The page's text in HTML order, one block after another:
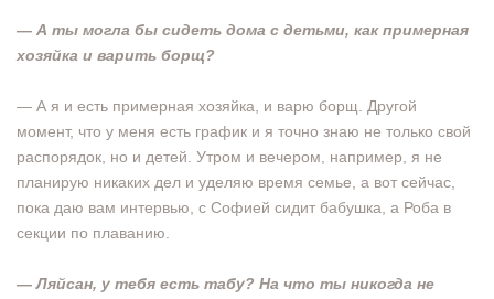
— А ты могла бы сидеть дома с детьми, как примерная
хозяйка и варить борщ?
— А я и есть примерная хозяйка, и варю борщ. Другой
момент, что у меня есть график и я точно знаю не только свой
распорядок, но и детей. Утром и вечером, например, я не
планирую никаких дел и уделяю время семье, а вот сейчас,
пока даю вам интервью, с Софией сидит бабушка, а Роба в
секции по плаванию.
— Ляйсан, у тебя есть табу? На что ты никогда не